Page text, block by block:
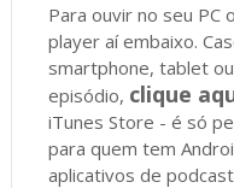
Para ouvir no seu PC
player aí embaixo.
smartphone, tablet
episódio, clique
iTunes Store - é só
para quem tem
aplicativos de